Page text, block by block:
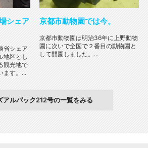
シェア
省シェア
地区とし
観光地で
ます。...
京都市動物園では今。
京都市動物園は明治36年に上野動物
園に次いで全国で２番目の動物園と
して開園しました。...
アルパック212号の一覧をみる